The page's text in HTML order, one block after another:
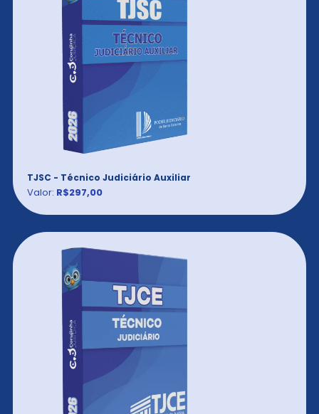
TJSC - Técnico Judiciário Auxiliar
Valor: R$297,00